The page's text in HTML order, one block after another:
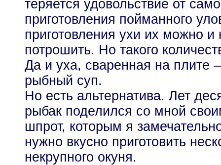
теряется удовольствие от
приготовления пойманного
приготовления ухи их можно и
потрошить. Но такого
Да и уха, сваренная на плите
рыбный суп.
Но есть альтернатива. Лет
рыбак поделился со мной
шпрот, которым я
нужно вкусно приготовить
некрупного окуня.